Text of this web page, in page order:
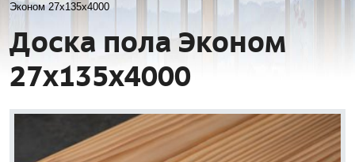
Эконом 27х135х4000
Доска пола Эконом
27х135х4000